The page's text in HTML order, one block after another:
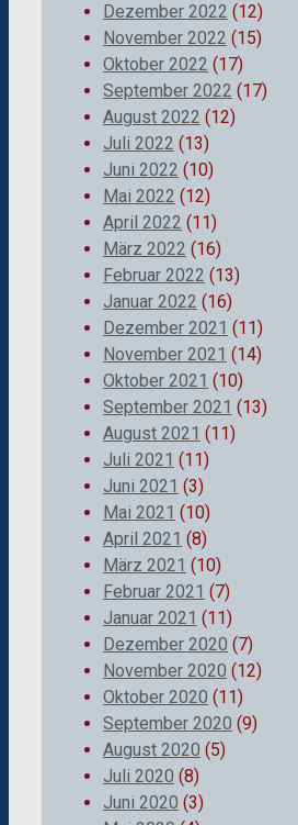
Dezember 2022 (12)
November 2022 (15)
Oktober 2022 (17)
September 2022 (17)
August 2022 (12)
Juli 2022 (13)
Juni 2022 (10)
Mai 2022 (12)
April 2022 (11)
März 2022 (16)
Februar 2022 (13)
Januar 2022 (16)
Dezember 2021 (11)
November 2021 (14)
Oktober 2021 (10)
September 2021 (13)
August 2021 (11)
Juli 2021 (11)
Juni 2021 (3)
Mai 2021 (10)
April 2021 (8)
März 2021 (10)
Februar 2021 (7)
Januar 2021 (11)
Dezember 2020 (7)
November 2020 (12)
Oktober 2020 (11)
September 2020 (9)
August 2020 (5)
Juli 2020 (8)
Juni 2020 (3)